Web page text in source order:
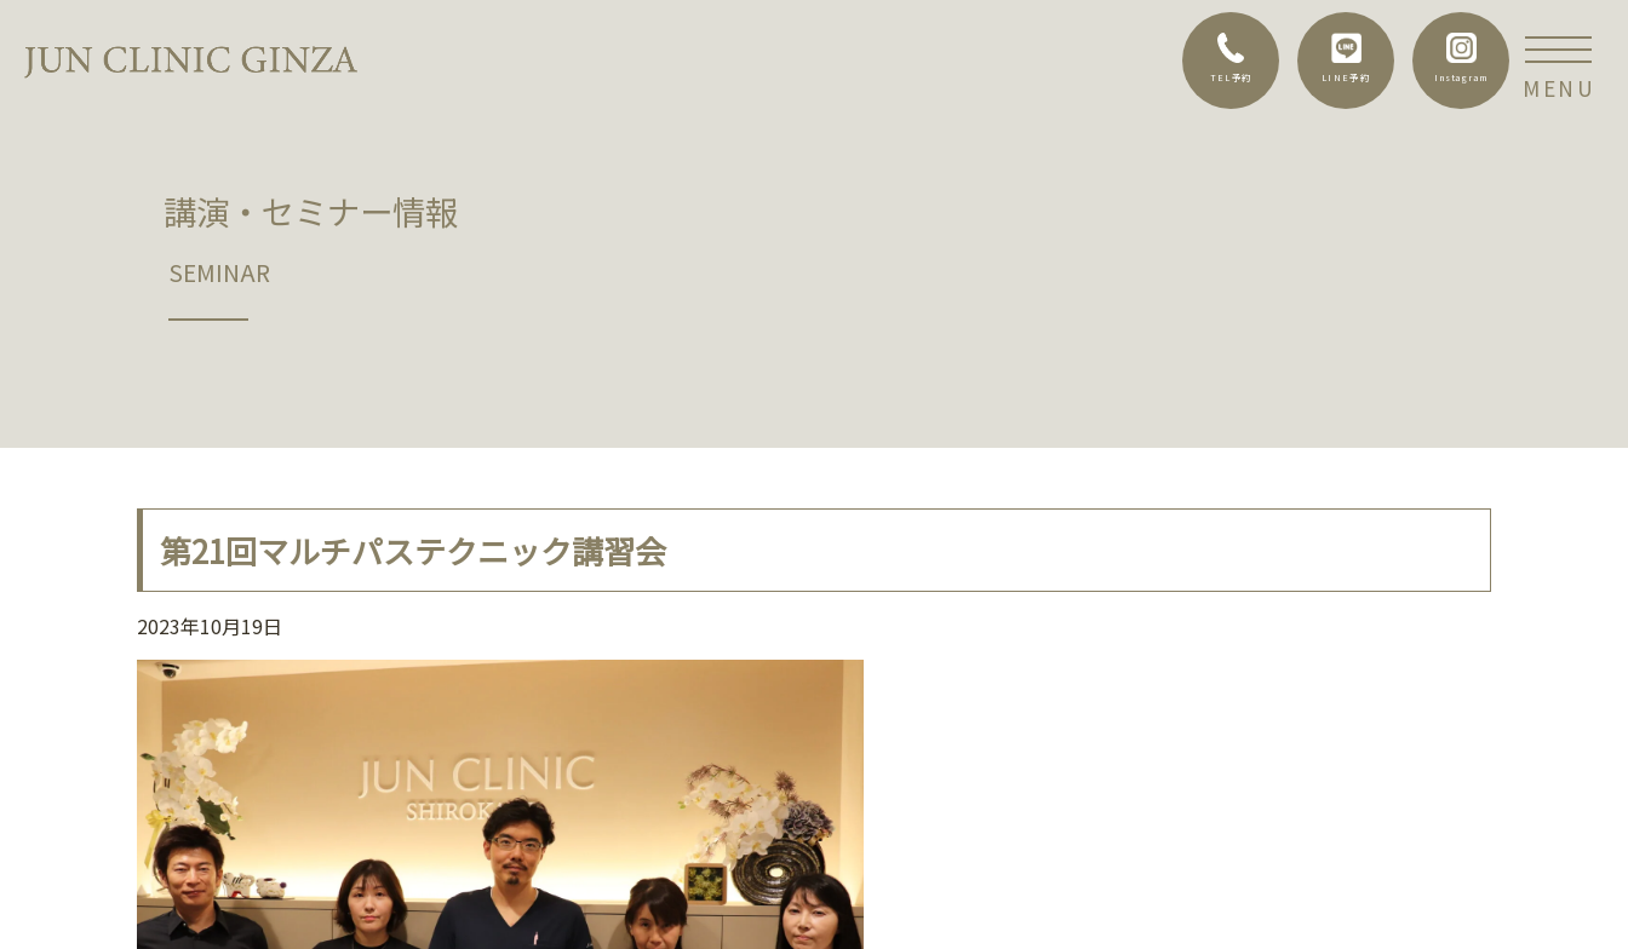
TEL予約 LINE予約 Instagram MENU
講演・セミナー情報
SEMINAR
第21回マルチパステクニック講習会
2023年10月19日